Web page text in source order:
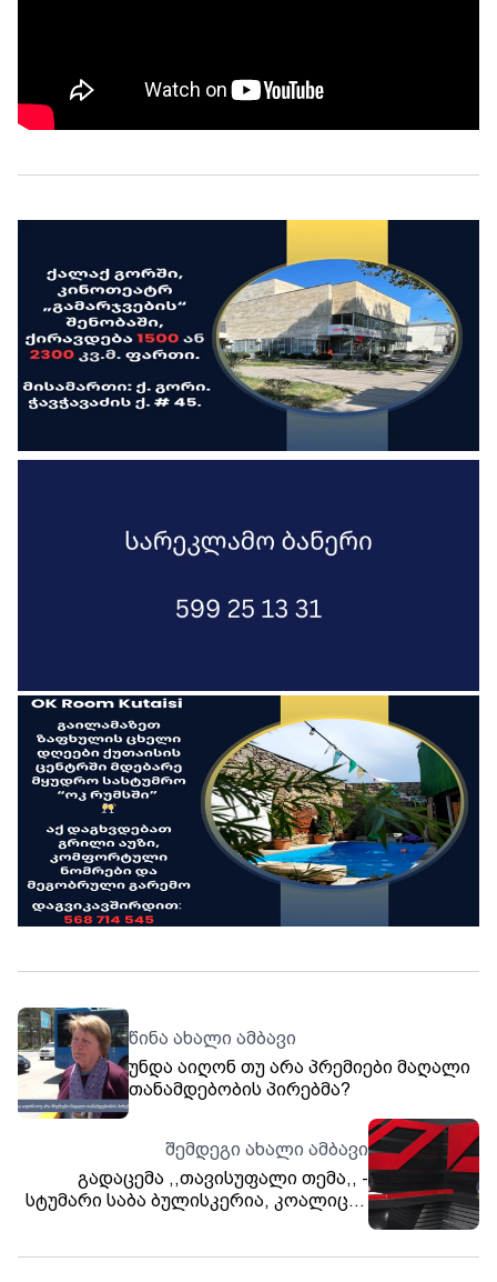
წინა ახალი ამბავი
უნდა აიღონ თუ არა პრემიები მაღალი
თანამდებობის პირებმა?
შემდეგი ახალი ამბავი
გადაცემა ,,თავისუფალი თემა,, -
სტუმარი საბა ბულისკერია, კოალიცია